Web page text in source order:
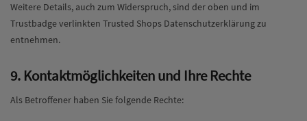
Weitere Details, auch zum Widerspruch, sind der oben und im
Trustbadge verlinkten Trusted Shops Datenschutzerklärung zu
entnehmen.
9. Kontaktmöglichkeiten und Ihre Rechte
Als Betroffener haben Sie folgende Rechte: